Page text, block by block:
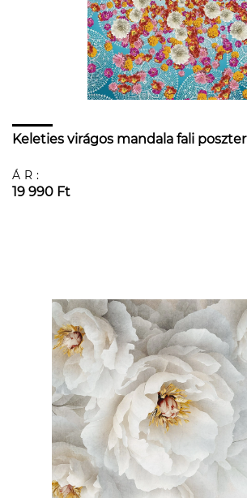
Keleties virágos mandala fali poszter
ÁR:
19 990 Ft